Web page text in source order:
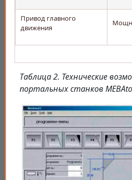
Привод главного
движения
Таблица 2. Технические
портальных станков